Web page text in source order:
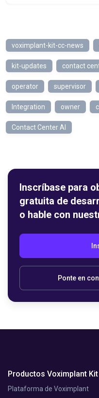
voximplant-kit-cc-news
kit-updates contact
operator supervisor
Integration owner
Contact Center AI
Inscríbase para
gratuita de
o hable con
Ponte en
Productos Voximplant Kit
Plataforma de Voximplant